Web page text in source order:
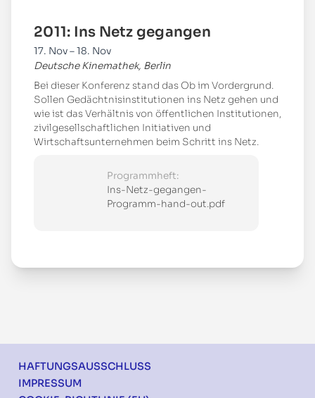
2011: Ins Netz gegangen
17. Nov – 18. Nov
Deutsche Kinemathek, Berlin
Bei dieser Konferenz stand das Ob im Vordergrund.
Sollen Gedächtnisinstitutionen ins Netz gehen und
wie ist das Verhältnis von öffentlichen Institutionen,
zivilgesellschaftlichen Initiativen und
Wirtschaftsunternehmen beim Schritt ins Netz.
Programmheft:
Ins-Netz-gegangen-
Programm-hand-out.pdf
Footer
HAFTUNGSAUSSCHLUSS
IMPRESSUM